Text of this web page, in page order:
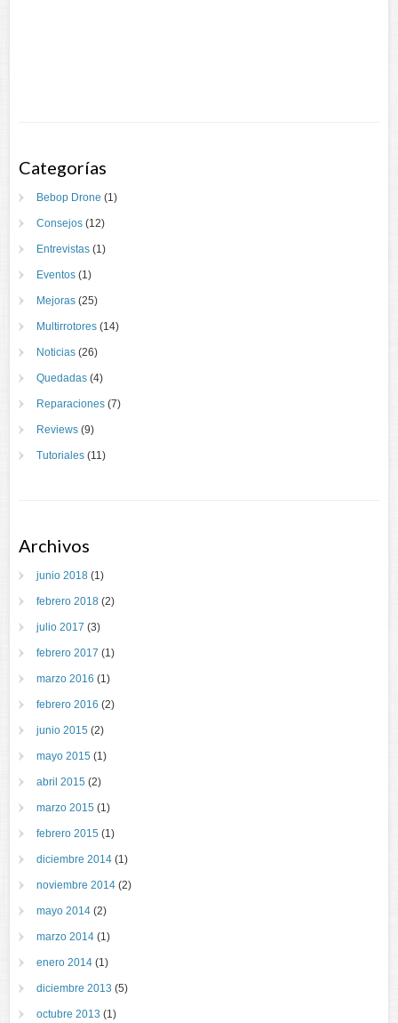
Categorías
Bebop Drone (1)
Consejos (12)
Entrevistas (1)
Eventos (1)
Mejoras (25)
Multirrotores (14)
Noticias (26)
Quedadas (4)
Reparaciones (7)
Reviews (9)
Tutoriales (11)
Archivos
junio 2018 (1)
febrero 2018 (2)
julio 2017 (3)
febrero 2017 (1)
marzo 2016 (1)
febrero 2016 (2)
junio 2015 (2)
mayo 2015 (1)
abril 2015 (2)
marzo 2015 (1)
febrero 2015 (1)
diciembre 2014 (1)
noviembre 2014 (2)
mayo 2014 (2)
marzo 2014 (1)
enero 2014 (1)
diciembre 2013 (5)
octubre 2013 (1)